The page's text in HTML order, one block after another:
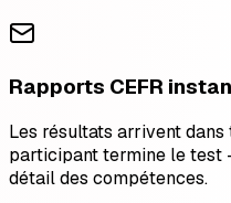
Rapports CEFR
Les résultats arrivent
participant termine le test
détail des compétences.